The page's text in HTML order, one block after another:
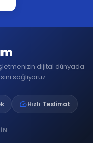
dijital dünyada
sağlıyoruz.
speedHızlı Teslimat